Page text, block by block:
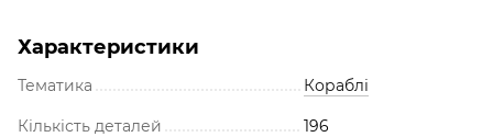
Характеристики
Тематика Кораблі
Кількість деталей 196